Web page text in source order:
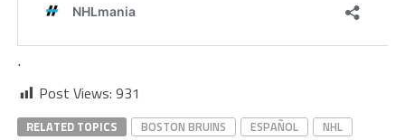
.
Post Views: 931
RELATED TOPICS BOSTON BRUINS ESPAÑOL
NHL